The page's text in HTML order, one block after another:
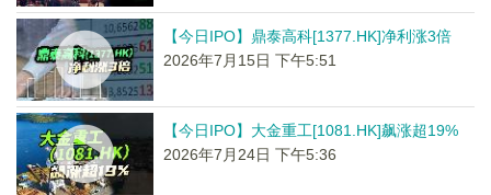
【今日IPO】鼎泰高科[1377.HK]净利涨3倍
2026年7月15日 下午5:51
【今日IPO】大金重工[1081.HK]飙涨超19%
2026年7月24日 下午5:36